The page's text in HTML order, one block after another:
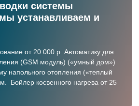
системы
устанавливаем и
от 20 000 р Автоматику для
(GSM модуль) («умный дом»)
напольного отопления («теплый
Бойлер косвенного нагрева от 25